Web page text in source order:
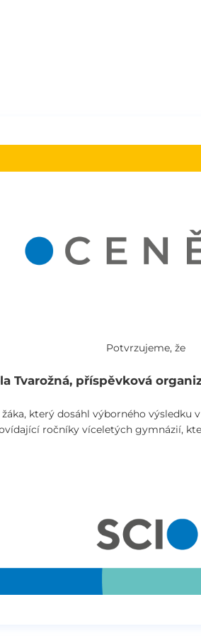
Potvrzujeme, že
Tvarožná, příspěvková
který dosáhl výborného
ročníky víceletých gymnázií,